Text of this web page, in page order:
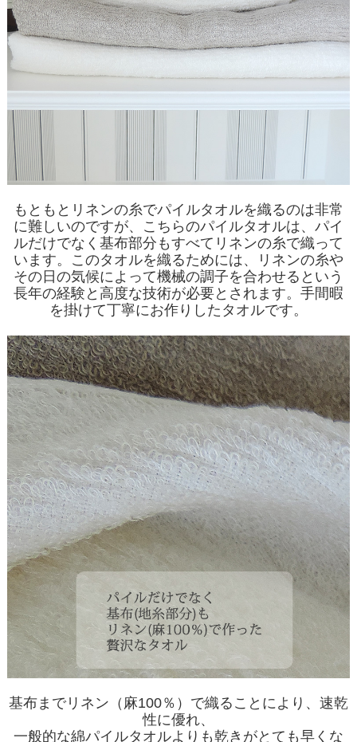
もともとリネンの糸でパイルタオルを織るのは非常
に難しいのですが、こちらのパイルタオルは、パイ
ルだけでなく基布部分もすべてリネンの糸で織って
います。このタオルを織るためには、リネンの糸や
その日の気候によって機械の調子を合わせるという
長年の経験と高度な技術が必要とされます。手間暇
を掛けて丁寧にお作りしたタオルです。
基布までリネン（麻100％）で織ることにより、速乾
性に優れ、
一般的な綿パイルタオルよりも乾きがとても早くな